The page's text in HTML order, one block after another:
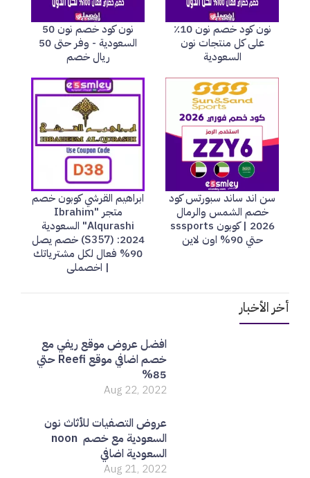
نون كود خصم نون 10٪
على كل منتجات نون
السعودية
نون كود خصم نون 50
السعودية - وفر حتى 50
ريال خصم
سن اند ساند سبورتس كود
خصم الشمس والرمال
2026 | كوبون sssports
حتي 90% اون لاين
ابراهيم القرشي كوبون خصم
متجر "Ibrahim
Alqurashi" السعودية
2024: (S357) خصم يصل
90% فعال لكل مشترياتك
| اخصملى
أخر الأخبار
افضل عروض موقع ريفي مع
خصم اضافي موقع Reefi حتي
85%
Aug 22, 2022
عروض التصفيات للأثاث نون
السعودية مع خصم noon
السعودية اضافي
Aug 21, 2022